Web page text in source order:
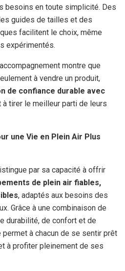
besoins en toute simplicité. Des
guides de tailles et des
facilitent le choix, même
expérimentés.
montre que
à vendre un produit,
de confiance durable avec
à tirer le meilleur parti de leurs
une Vie en Plein Air Plus
par sa capacité à offrir
de plein air fiables,
, adaptés aux besoins des
Grâce à une combinaison de
durabilité, de confort et de
à chacun de se sentir prêt
à profiter pleinement de ses